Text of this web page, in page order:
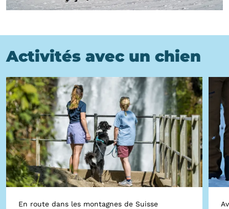
Activités avec un chien
En route dans les montagnes de Suisse